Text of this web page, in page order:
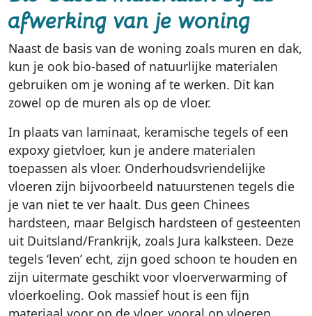
afwerking van je woning
Naast de basis van de woning zoals muren en dak,
kun je ook bio-based of natuurlijke materialen
gebruiken om je woning af te werken. Dit kan
zowel op de muren als op de vloer.
In plaats van laminaat, keramische tegels of een
expoxy gietvloer, kun je andere materialen
toepassen als vloer. Onderhoudsvriendelijke
vloeren zijn bijvoorbeeld natuurstenen tegels die
je van niet te ver haalt. Dus geen Chinees
hardsteen, maar Belgisch hardsteen of gesteenten
uit Duitsland/Frankrijk, zoals Jura kalksteen. Deze
tegels ‘leven’ echt, zijn goed schoon te houden en
zijn uitermate geschikt voor vloerverwarming of
vloerkoeling. Ook massief hout is een fijn